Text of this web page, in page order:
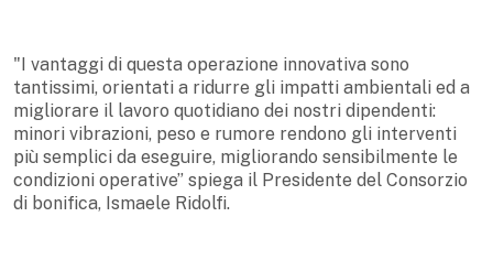
"I vantaggi di questa operazione innovativa sono
tantissimi, orientati a ridurre gli impatti ambientali ed a
migliorare il lavoro quotidiano dei nostri dipendenti:
minori vibrazioni, peso e rumore rendono gli interventi
più semplici da eseguire, migliorando sensibilmente le
condizioni operative” spiega il Presidente del Consorzio
di bonifica, Ismaele Ridolfi.